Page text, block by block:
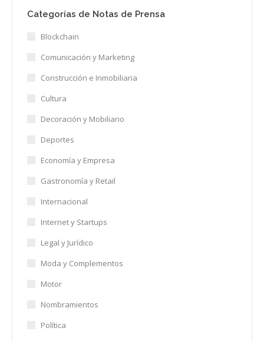
Categorías de Notas de Prensa
Blockchain
Comunicación y Marketing
Construcción e Inmobiliaria
Cultura
Decoración y Mobiliario
Deportes
Economía y Empresa
Gastronomía y Retail
Internacional
Internet y Startups
Legal y Jurídico
Moda y Complementos
Motor
Nombramientos
Política